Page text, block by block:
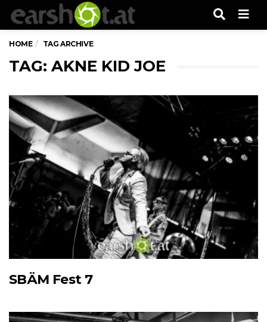
HOME TAG ARCHIVE
TAG: AKNE KID JOE
SBÄM Fest 7